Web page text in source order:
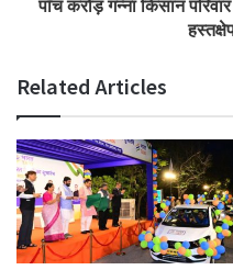
जांच कराएं, दोषी अधिकारियों पर
अधिकारियों की गिरफ्तारी और
Tags cooperative NPCI
Related Articles